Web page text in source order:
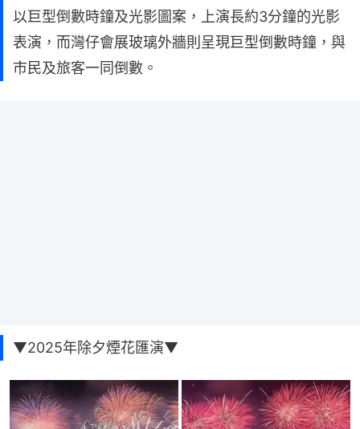
以巨型倒數時鐘及光影圖案，上演長約3分鐘的光影
表演，而灣仔會展玻璃外牆則呈現巨型倒數時鐘，與
市民及旅客一同倒數。
▼2025年除夕煙花匯演▼